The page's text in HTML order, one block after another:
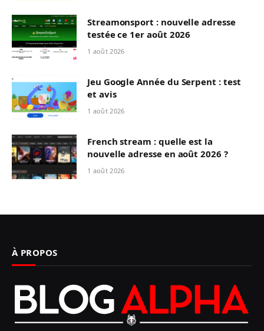
Streamonsport : nouvelle adresse
testée ce 1er août 2026
1 août 2026
Jeu Google Année du Serpent : test
et avis
1 août 2026
French stream : quelle est la
nouvelle adresse en août 2026 ?
1 août 2026
À PROPOS